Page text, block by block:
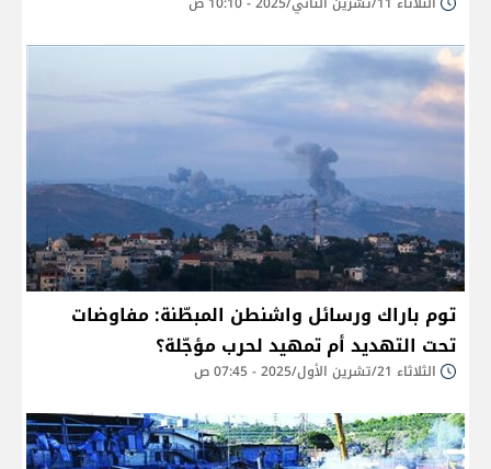
توم باراك ورسائل واشنطن المبطّنة: مفاوضات
تحت التهديد أم تمهيد لحرب مؤجّلة؟
الثلاثاء 21/تشرين الأول/2025 - 07:45 ص